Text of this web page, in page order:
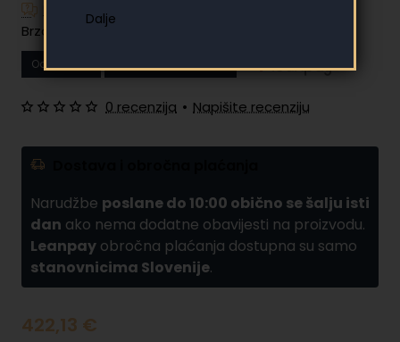
Imate dodatnih pitanja?
Brzo i jednostavno plaćanje na rate
Od
Narudžbe poslane do 10:00 obično se šalju isti
dan ako nema dodatne obavijesti na proizvodu.
Leanpay obročna plaćanja dostupna su samo
stanovnicima Slovenije.
0 recenzija • Napišite recenziju
422,13 €